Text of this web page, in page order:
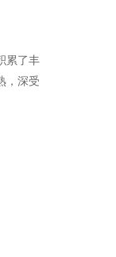
累了丰
，深受